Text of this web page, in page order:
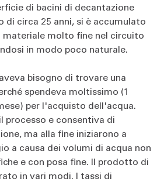
di bacini di decantazione
di circa 25 anni, si è accumulato
materiale molto fine nel circuito
in modo poco naturale.
bisogno di trovare una
spendeva moltissimo (1
per l'acquisto dell'acqua.
processo e consentiva di
ma alla fine iniziarono a
a causa dei volumi di acqua non
e con posa fine. Il prodotto di
in vari modi. I tassi di